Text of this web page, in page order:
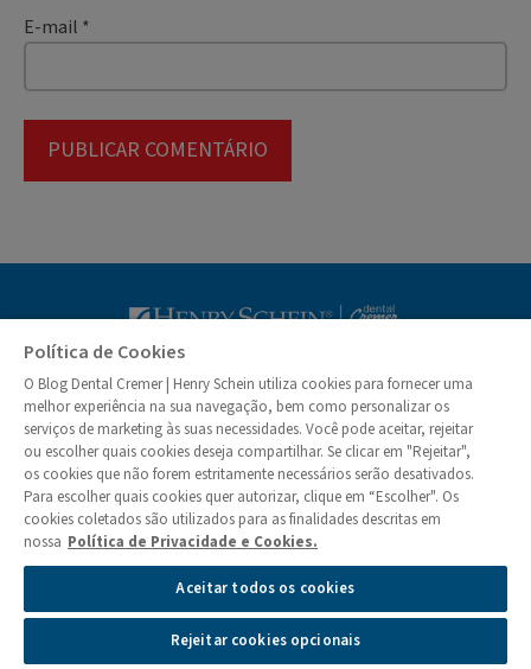
E-mail *
Blog Dental
© Dental Cremer | Henry Schein 2026
Institucional
Quem Somos
Colunistas
Privacidade e Segurança de Informações
Política de Cookies
Gerenciamento das Preferências de Cookies
Atendimento aos Direitos dos Titulares
Política de Cookies
O Blog Dental Cremer | Henry Schein utiliza cookies para fornecer uma
melhor experiência na sua navegação, bem como personalizar os
serviços de marketing às suas necessidades. Você pode aceitar, rejeitar
ou escolher quais cookies deseja compartilhar. Se clicar em "Rejeitar",
os cookies que não forem estritamente necessários serão desativados.
Para escolher quais cookies quer autorizar, clique em “Escolher". Os
cookies coletados são utilizados para as finalidades descritas em
nossa Política de Privacidade e Cookies.
Aceitar todos os cookies
Rejeitar cookies opcionais